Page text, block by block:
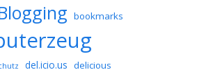
bookmarks
del.icio.us delicious